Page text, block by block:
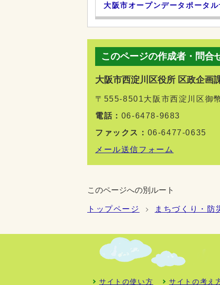
大阪市オープンデータポータル
このページの作成者・問合
大阪市西淀川区役所 区政企画
〒555-8501大阪市西淀川区御
電話： 06-6478-9683
ファックス： 06-6477-0635
メール送信フォーム
このページへの別ルート
トップページ まちづくり・防
サイトの使い方 サイトの考え